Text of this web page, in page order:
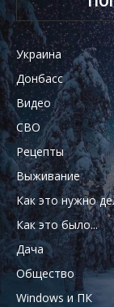
Украина
Донбасс
Видео
СВО
Рецепты
Выживание
Как это нужно
Как это было...
Дача
Общество
Windows и ПК